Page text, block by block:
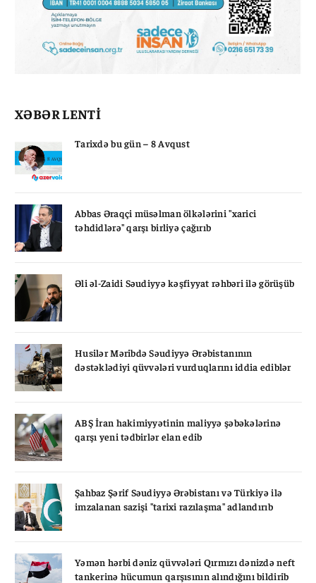
XƏBƏR LENTİ
Tarixdə bu gün – 8 Avqust
Abbas Əraqçi müsəlman ölkələrini "xarici
təhdidlərə" qarşı birliyə çağırıb
Əli əl-Zaidi Səudiyyə kəşfiyyat rəhbəri ilə görüşüb
Husilər Məribdə Səudiyyə Ərəbistanının
dəstəklədiyi qüvvələri vurduqlarını iddia ediblər
ABŞ İran hakimiyyətinin maliyyə şəbəkələrinə
qarşı yeni tədbirlər elan edib
Şahbaz Şərif Səudiyyə Ərəbistanı və Türkiyə ilə
imzalanan sazişi "tarixi razılaşma" adlandırıb
Yəmən hərbi dəniz qüvvələri Qırmızı dənizdə neft
tankerinə hücumun qarşısının alındığını bildirib